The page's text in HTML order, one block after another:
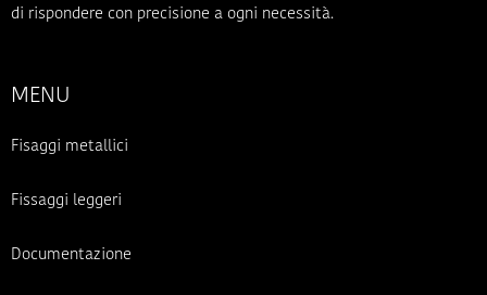
di rispondere con precisione a ogni necessità.
MENU
Fisaggi metallici
Fissaggi leggeri
Documentazione